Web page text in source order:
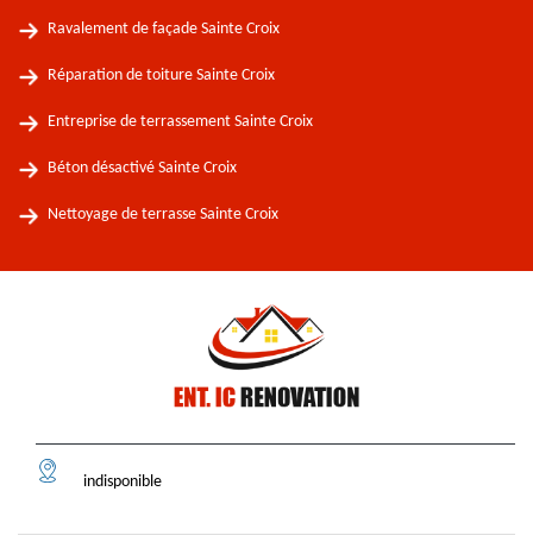
Ravalement de façade Sainte Croix
Réparation de toiture Sainte Croix
Entreprise de terrassement Sainte Croix
Béton désactivé Sainte Croix
Nettoyage de terrasse Sainte Croix
indisponible